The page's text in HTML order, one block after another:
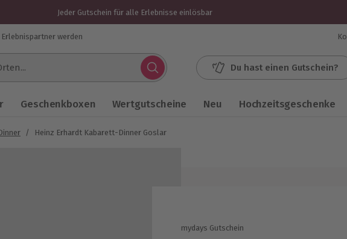
Jeder Gutschein für alle Erlebnisse einlösbar
Erlebnispartner werden
Du hast einen Gutschein?
Geschenkboxen Wertgutscheine Neu Hochzeitsgeschenke
/ Heinz Erhardt Kabarett-Dinner Goslar
mydays Gutschein